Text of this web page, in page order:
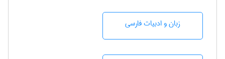
زبان و ادبيات فارسی